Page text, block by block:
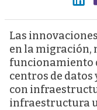
Las
en la migración,
funcionamiento
centros de datos
con
infraestructura